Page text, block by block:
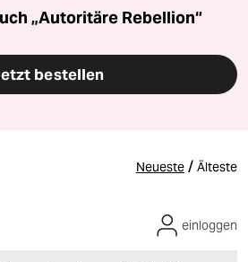
„Autoritäre Rebellion“
bestellen
Neueste / Älteste
einloggen